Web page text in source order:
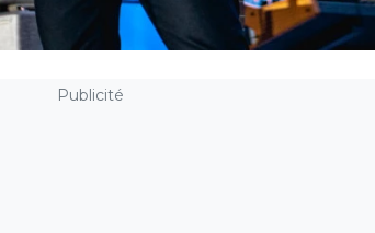
Publicité